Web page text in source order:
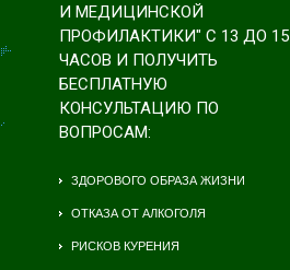
И МЕДИЦИНСКОЙ
ПРОФИЛАКТИКИ" С 13 ДО 15
ЧАСОВ И ПОЛУЧИТЬ
БЕСПЛАТНУЮ
КОНСУЛЬТАЦИЮ ПО
ВОПРОСАМ:
ЗДОРОВОГО ОБРАЗА ЖИЗНИ
ОТКАЗА ОТ АЛКОГОЛЯ
РИСКОВ КУРЕНИЯ